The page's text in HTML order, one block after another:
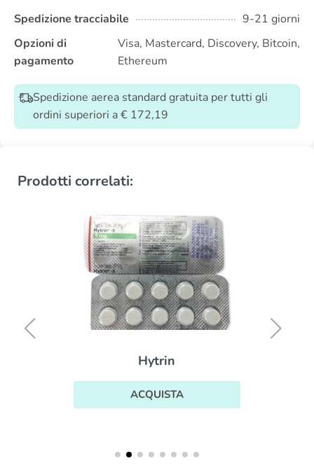
Spedizione tracciabile
9-21 giorni
Opzioni di
pagamento
Visa, Mastercard, Discovery, Bitcoin,
Ethereum
Spedizione aerea standard gratuita per tutti gli
ordini superiori a € 172,19
Prodotti correlati:
Hytrin
ACQUISTA